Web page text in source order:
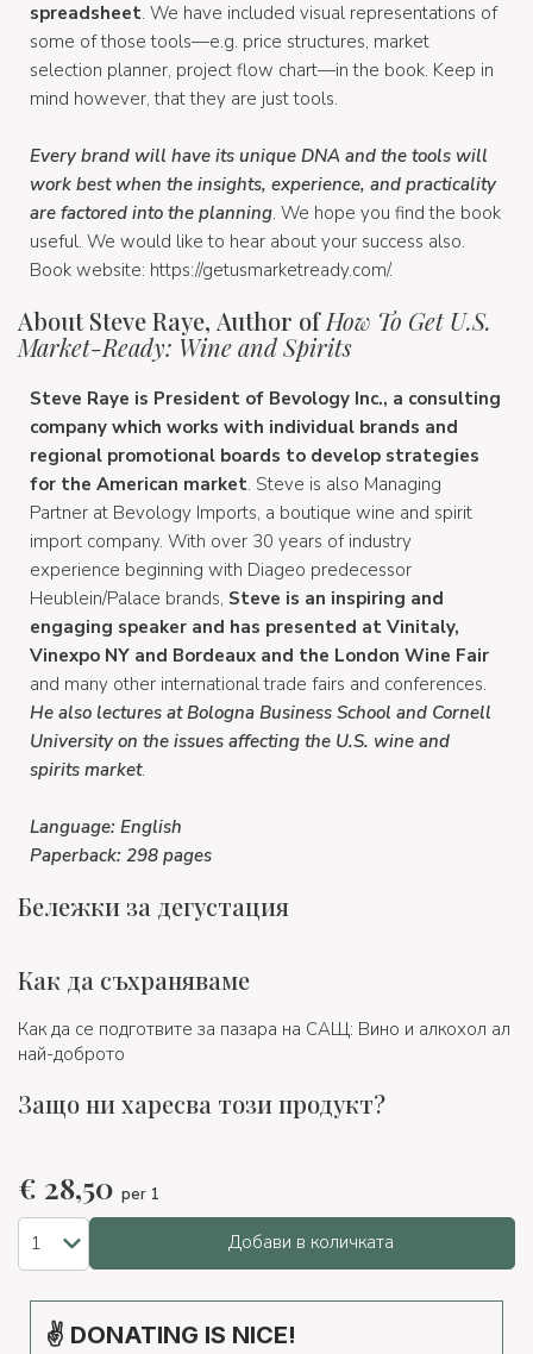
spreadsheet. We have included visual representations of
some of those tools—e.g. price structures, market
selection planner, project flow chart—in the book. Keep in
mind however, that they are just tools.
Every brand will have its unique DNA and the tools will
work best when the insights, experience, and practicality
are factored into the planning. We hope you find the book
useful. We would like to hear about your success also.
Book website: https://getusmarketready.com/.
About Steve Raye, Author ofHow To Get U.S.
Market-Ready: Wine and Spirits
Steve Raye is President of Bevology Inc., a consulting
company which works with individual brands and
regional promotional boards to develop strategies
for the American market. Steve is also Managing
Partner at Bevology Imports, a boutique wine and spirit
import company. With over 30 years of industry
experience beginning with Diageo predecessor
Heublein/Palace brands, Steve is an inspiring and
engaging speaker and has presented at Vinitaly,
Vinexpo NY and Bordeaux and the London Wine Fair
and many other international trade fairs and conferences.
He also lectures at Bologna Business School and Cornell
University on the issues affecting the U.S. wine and
spirits market.
Language: English
Paperback: 298 pages
Бележки за дегустация
Как да съхраняваме
Как да се подготвите за пазара на САЩ: Вино и алкохол ал
най-доброто
Защо ни харесва този продукт?
€ 28,50 per 1
Добави в количката
✌ DONATING IS NICE!